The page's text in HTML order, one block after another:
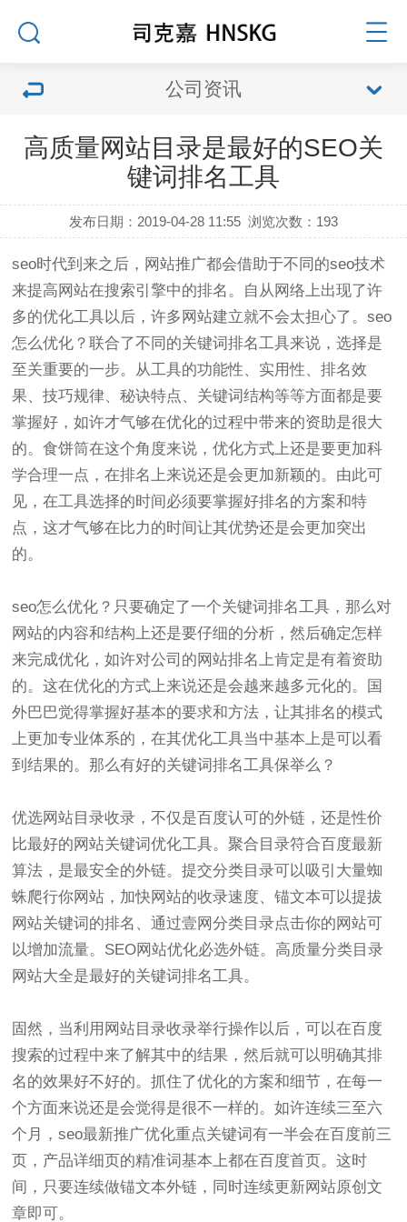
公司资讯
高质量网站目录是最好的SEO关
键词排名工具
发布日期：2019-04-28 11:55 浏览次数： 193
seo时代到来之后，网站推广都会借助于不同的seo技术
来提高网站在搜索引擎中的排名。自从网络上出现了许
多的优化工具以后，许多网站建立就不会太担心了。seo
怎么优化？联合了不同的关键词排名工具来说，选择是
至关重要的一步。从工具的功能性、实用性、排名效
果、技巧规律、秘诀特点、关键词结构等等方面都是要
掌握好，如许才气够在优化的过程中带来的资助是很大
的。食饼筒在这个角度来说，优化方式上还是要更加科
学合理一点，在排名上来说还是会更加新颖的。由此可
见，在工具选择的时间必须要掌握好排名的方案和特
点，这才气够在比力的时间让其优势还是会更加突出
的。
seo怎么优化？只要确定了一个关键词排名工具，那么对
网站的内容和结构上还是要仔细的分析，然后确定怎样
来完成优化，如许对公司的网站排名上肯定是有着资助
的。这在优化的方式上来说还是会越来越多元化的。国
外巴巴觉得掌握好基本的要求和方法，让其排名的模式
上更加专业体系的，在其优化工具当中基本上是可以看
到结果的。那么有好的关键词排名工具保举么？
优选网站目录收录，不仅是百度认可的外链，还是性价
比最好的网站关键词优化工具。聚合目录符合百度最新
算法，是最安全的外链。提交分类目录可以吸引大量蜘
蛛爬行你网站，加快网站的收录速度、锚文本可以提拔
网站关键词的排名、通过壹网分类目录点击你的网站可
以增加流量。SEO网站优化必选外链。高质量分类目录
网站大全是最好的关键词排名工具。
固然，当利用网站目录收录举行操作以后，可以在百度
搜索的过程中来了解其中的结果，然后就可以明确其排
名的效果好不好的。抓住了优化的方案和细节，在每一
个方面来说还是会觉得是很不一样的。如许连续三至六
个月，seo最新推广优化重点关键词有一半会在百度前三
页，产品详细页的精准词基本上都在百度首页。这时
间，只要连续做锚文本外链，同时连续更新网站原创文
章即可。